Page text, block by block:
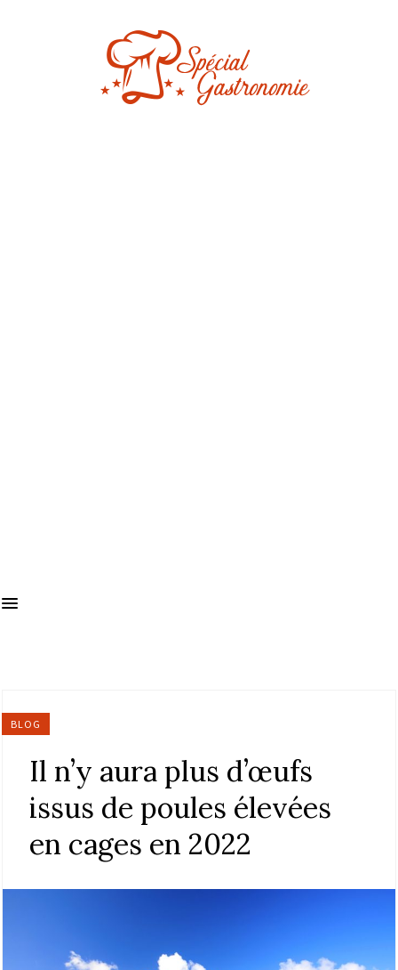
BLOG
Il n’y aura plus d’œufs
issus de poules élevées
en cages en 2022